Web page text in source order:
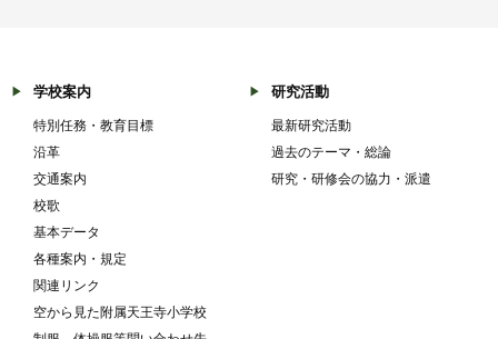
学校案内
特別任務・教育目標
沿革
交通案内
校歌
基本データ
各種案内・規定
関連リンク
空から見た附属天王寺小学校
研究活動
最新研究活動
過去のテーマ・総論
研究・研修会の協力・派遣